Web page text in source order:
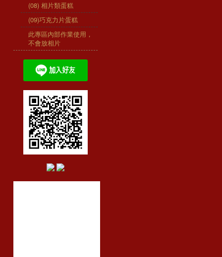
(08) 相片類蛋糕
(09)巧克力片蛋糕
此專區內部作業使用，
不會放相片